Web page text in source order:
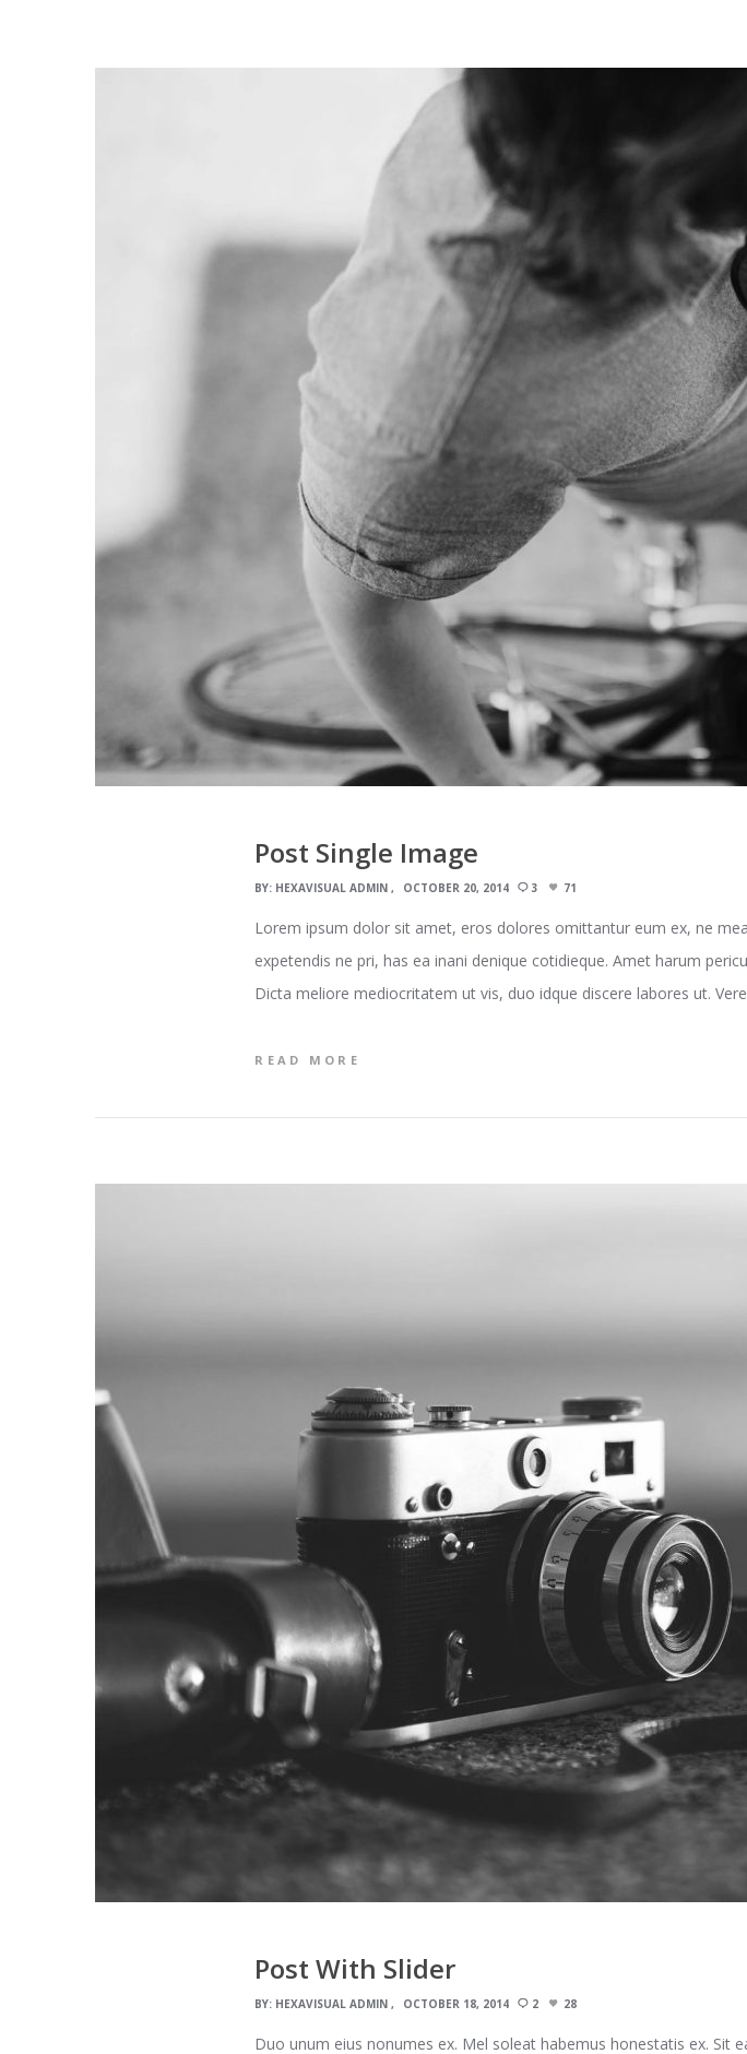
Post Single Image
BY: HEXAVISUAL ADMIN OCTOBER 20, 2014 3 71
Lorem ipsum dolor sit amet, eros dolores omittantur eum ex, ne
expetendis ne pri, has ea inani denique cotidieque. Amet harum
Dicta meliore mediocritatem ut vis, duo idque discere labores ut.
READ MORE
Post With Slider
BY: HEXAVISUAL ADMIN OCTOBER 18, 2014 2 28
Duo unum eius nonumes ex. Mel soleat habemus honestatis ex. Sit